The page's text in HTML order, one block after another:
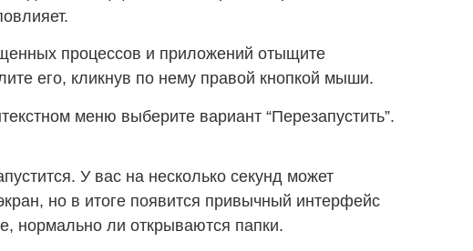
процессов и приложений отыщите
его, кликнув по нему правой кнопкой мыши.
меню выберите вариант “Перезапустить”.
У вас на несколько секунд может
но в итоге появится привычный интерфейс
нормально ли открываются папки.